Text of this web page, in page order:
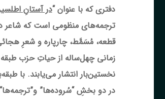
دفتری که با عنوان “در آستانِ
ترجمه‌های منظومی است که شاعر در
قطعه، مُسَمَّط، چارپاره و شعرِ
زمانی چهل‌ساله از حیاتِ حزب
نخستین‌بار انتشار می‌یابند. با
در دو بخشِ “سُروده‌ها” و”ترجمه‌ها